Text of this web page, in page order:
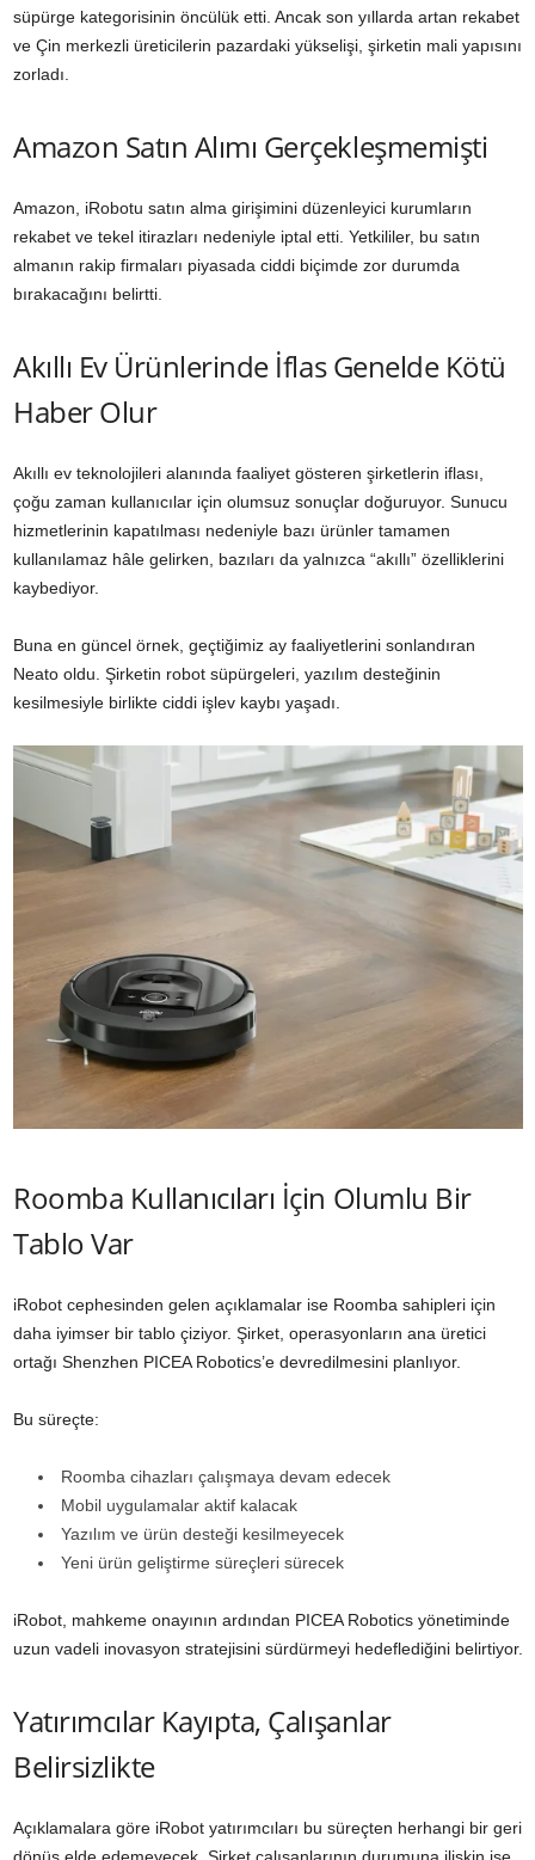
süpürge kategorisinin öncülük etti. Ancak son yıllarda artan rekabet
ve Çin merkezli üreticilerin pazardaki yükselişi, şirketin mali yapısını
zorladı.
Amazon Satın Alımı Gerçekleşmemişti
Amazon, iRobotu satın alma girişimini düzenleyici kurumların
rekabet ve tekel itirazları nedeniyle iptal etti. Yetkililer, bu satın
almanın rakip firmaları piyasada ciddi biçimde zor durumda
bırakacağını belirtti.
Akıllı Ev Ürünlerinde İflas Genelde Kötü
Haber Olur
Akıllı ev teknolojileri alanında faaliyet gösteren şirketlerin iflası,
çoğu zaman kullanıcılar için olumsuz sonuçlar doğuruyor. Sunucu
hizmetlerinin kapatılması nedeniyle bazı ürünler tamamen
kullanılamaz hâle gelirken, bazıları da yalnızca “akıllı” özelliklerini
kaybediyor.
Buna en güncel örnek, geçtiğimiz ay faaliyetlerini sonlandıran
Neato oldu. Şirketin robot süpürgeleri, yazılım desteğinin
kesilmesiyle birlikte ciddi işlev kaybı yaşadı.
Roomba Kullanıcıları İçin Olumlu Bir
Tablo Var
iRobot cephesinden gelen açıklamalar ise Roomba sahipleri için
daha iyimser bir tablo çiziyor. Şirket, operasyonların ana üretici
ortağı Shenzhen PICEA Robotics’e devredilmesini planlıyor.
Bu süreçte:
Roomba cihazları çalışmaya devam edecek
Mobil uygulamalar aktif kalacak
Yazılım ve ürün desteği kesilmeyecek
Yeni ürün geliştirme süreçleri sürecek
iRobot, mahkeme onayının ardından PICEA Robotics yönetiminde
uzun vadeli inovasyon stratejisini sürdürmeyi hedeflediğini belirtiyor.
Yatırımcılar Kayıpta, Çalışanlar
Belirsizlikte
Açıklamalara göre iRobot yatırımcıları bu süreçten herhangi bir geri
dönüş elde edemeyecek. Şirket çalışanlarının durumuna ilişkin ise